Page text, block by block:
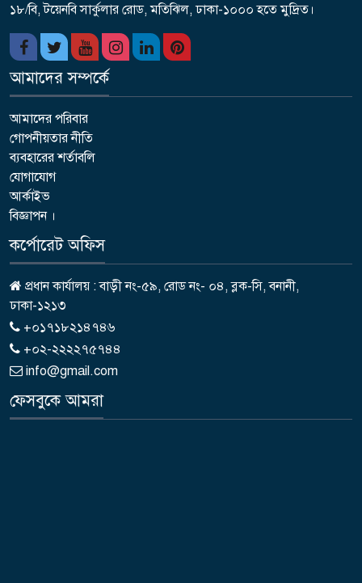
১৮/বি, টয়েনবি সার্কুলার রোড, মতিঝিল, ঢাকা-১০০০ হতে মুদ্রিত।
আমাদের সম্পর্কে
আমাদের পরিবার
গোপনীয়তার নীতি
ব্যবহারের শর্তাবলি
যোগাযোগ
আর্কাইভ
বিজ্ঞাপন ।
কর্পোরেট অফিস
প্রধান কার্যালয় : বাড়ী নং-৫৯, রোড নং- ০৪, ব্লক-সি, বনানী,
ঢাকা-১২১৩
+০১৭১৮২১৪৭৪৬
+০২-২২২২৭৫৭৪৪
info@gmail.com
ফেসবুকে আমরা